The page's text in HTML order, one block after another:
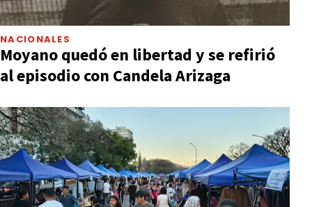
NACIONALES
Moyano quedó en libertad y se refirió
al episodio con Candela Arizaga